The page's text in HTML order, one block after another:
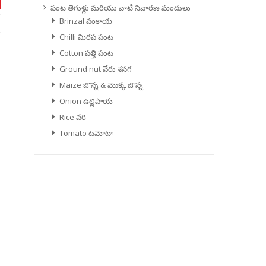
పంట తెగుళ్లు మరియు వాటి నివారణ మందులు
Brinzal వంకాయ
Chilli మిరప పంట
Cotton పత్తి పంట
Ground nut వేరు శనగ
Maize జొన్న & మొక్క జొన్న
Onion ఉల్లిపాయ
Rice వరి
Tomato టమోటా